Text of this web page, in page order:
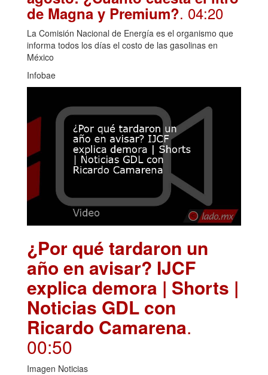
de Magna y Premium?. 04:20
La Comisión Nacional de Energía es el organismo que
informa todos los días el costo de las gasolinas en
México
Infobae
¿Por qué tardaron un
año en avisar? IJCF
explica demora | Shorts |
Noticias GDL con
Ricardo Camarena.
00:50
Imagen Noticias